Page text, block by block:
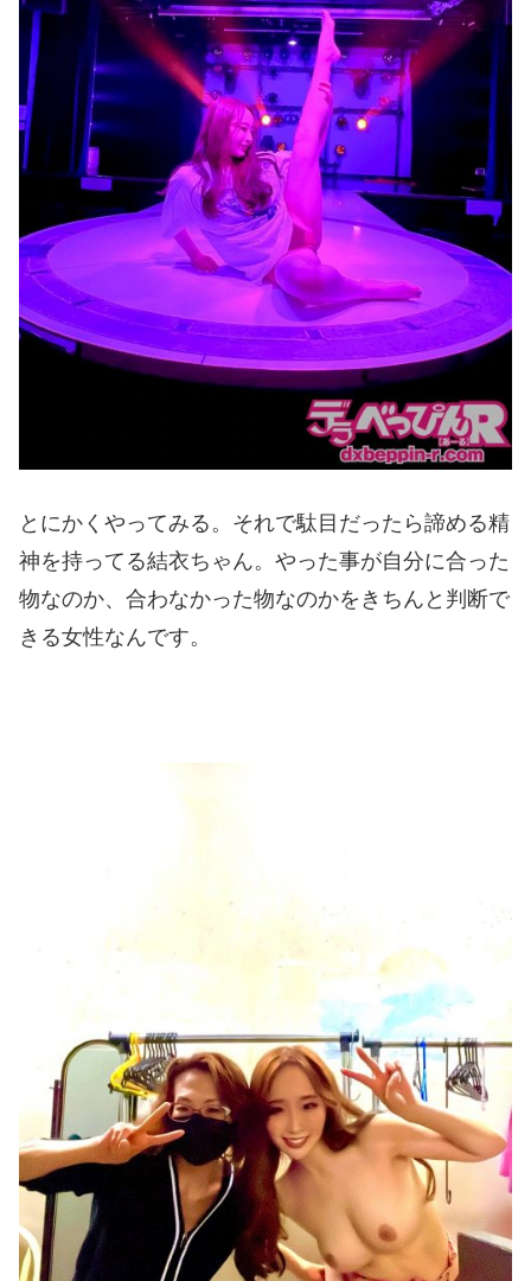
とにかくやってみる。それで駄目だったら諦める精
神を持ってる結衣ちゃん。やった事が自分に合った
物なのか、合わなかった物なのかをきちんと判断で
きる女性なんです。